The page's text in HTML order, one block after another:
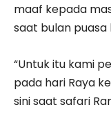
maaf kepada
saat bulan puasa
“Untuk itu kami
pada hari Raya
sini saat safari